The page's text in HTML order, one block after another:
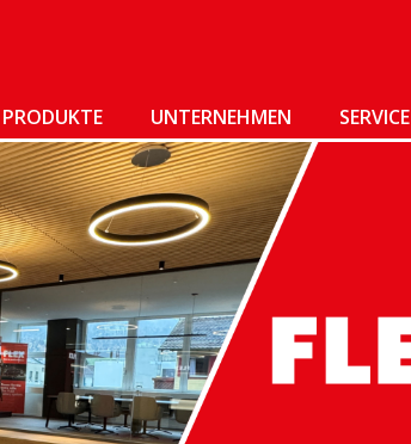
PRODUKTE UNTERNEHMEN SERVICE